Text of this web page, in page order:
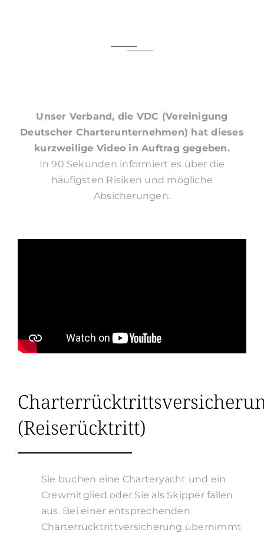
Unser Verband, die VDC (Vereinigung
Deutscher Charterunternehmen) hat dieses
kurzweilige Video in Auftrag gegeben.
In 90 Sekunden informiert es über die
häufigsten Risiken und mögliche
Absicherungen.
(Reiserücktritt)
Sie buchen eine Charteryacht und ein
Crewmitglied oder Sie als Skipper fallen
aus. Bei einer entsprechenden
Charterrücktrittversicherung übernimmt